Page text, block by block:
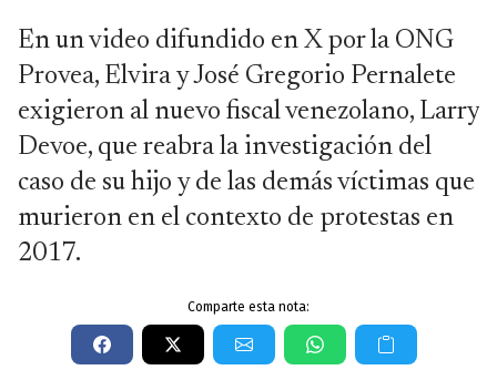
En un video difundido en X por la ONG
Provea, Elvira y José Gregorio Pernalete
exigieron al nuevo fiscal venezolano, Larry
Devoe, que reabra la investigación del
caso de su hijo y de las demás víctimas que
murieron en el contexto de protestas en
2017.
Comparte esta nota: